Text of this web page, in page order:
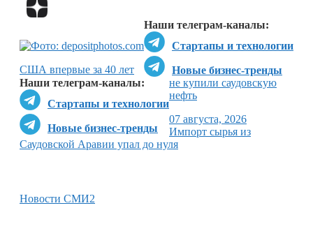
Наши телеграм-каналы:
Стартапы и технологии
Новые бизнес-тренды
Наши телеграм-каналы:
Стартапы и технологии
Новые бизнес-тренды
США впервые за 40 лет
не купили саудовскую
нефть
07 августа, 2026
Импорт сырья из
Саудовской Аравии упал до нуля
Новости СМИ2